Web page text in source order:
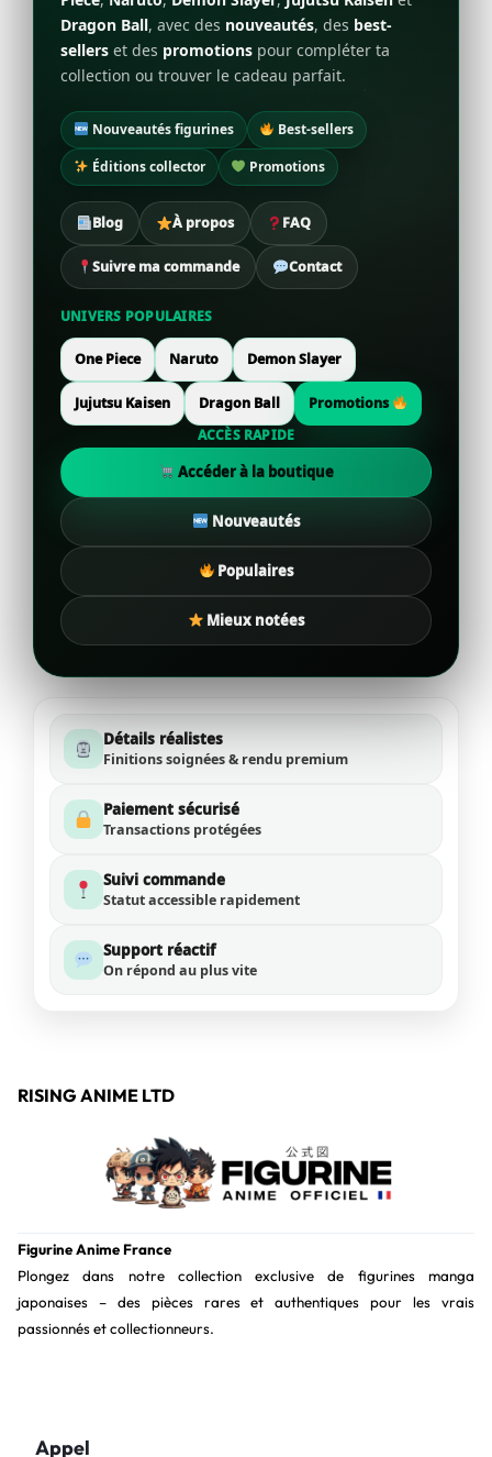
Dragon Ball, avec des nouveautés, des best-
sellers et des promotions pour compléter ta
collection ou trouver le cadeau parfait.
Nouveautés figurines
Best-sellers
Éditions collector
Promotions
Blog À propos FAQ
Suivre ma commande Contact
UNIVERS POPULAIRES
One Piece Naruto Demon Slayer
Jujutsu Kaisen Dragon Ball
Promotions
ACCÈS RAPIDE
Accéder à la boutique
Nouveautés
Populaires
Mieux notées
Détails réalistes
Finitions soignées & rendu premium
Paiement sécurisé
Transactions protégées
Suivi commande
Statut accessible rapidement
Support réactif
On répond au plus vite
RISING ANIME LTD
Figurine Anime France
Plongez dans notre collection exclusive de figurines manga
japonaises – des pièces rares et authentiques pour les vrais
passionnés et collectionneurs.
Appel